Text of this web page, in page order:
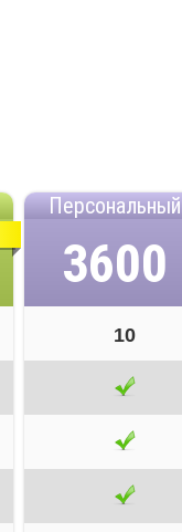
Персональный
3600
10